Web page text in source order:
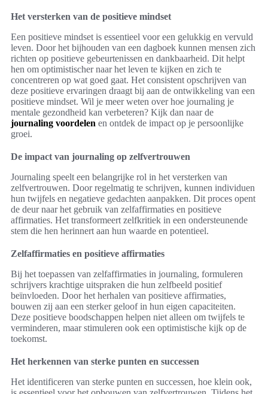
Het versterken van de positieve mindset
Een positieve mindset is essentieel voor een gelukkig en vervuld
leven. Door het bijhouden van een dagboek kunnen mensen zich
richten op positieve gebeurtenissen en dankbaarheid. Dit helpt
hen om optimistischer naar het leven te kijken en zich te
concentreren op wat goed gaat. Het consistent opschrijven van
deze positieve ervaringen draagt bij aan de ontwikkeling van een
positieve mindset. Wil je meer weten over hoe journaling je
mentale gezondheid kan verbeteren? Kijk dan naar de
journaling voordelen en ontdek de impact op je persoonlijke
groei.
De impact van journaling op zelfvertrouwen
Journaling speelt een belangrijke rol in het versterken van
zelfvertrouwen. Door regelmatig te schrijven, kunnen individuen
hun twijfels en negatieve gedachten aanpakken. Dit proces opent
de deur naar het gebruik van zelfaffirmaties en positieve
affirmaties. Het transformeert zelfkritiek in een ondersteunende
stem die hen herinnert aan hun waarde en potentieel.
Zelfaffirmaties en positieve affirmaties
Bij het toepassen van zelfaffirmaties in journaling, formuleren
schrijvers krachtige uitspraken die hun zelfbeeld positief
beïnvloeden. Door het herhalen van positieve affirmaties,
bouwen zij aan een sterker geloof in hun eigen capaciteiten.
Deze positieve boodschappen helpen niet alleen om twijfels te
verminderen, maar stimuleren ook een optimistische kijk op de
toekomst.
Het herkennen van sterke punten en successen
Het identificeren van sterke punten en successen, hoe klein ook,